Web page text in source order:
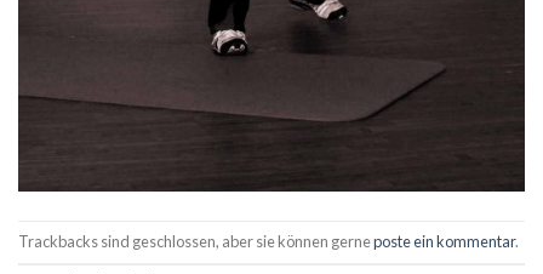
Trackbacks sind geschlossen, aber sie können gerneposte ein kommentar.